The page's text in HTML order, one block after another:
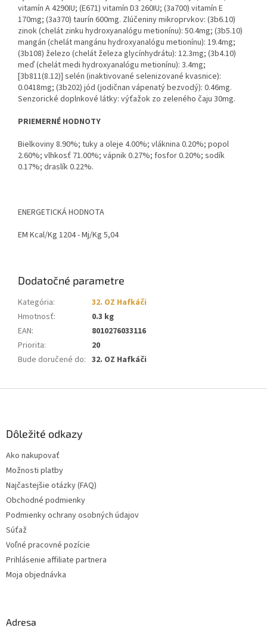
vitamín A 4290IU; (E671) vitamín D3 260IU; (3a700) vitamín E
170mg; (3a370) taurín 600mg. Zlúčeniny mikroprvkov: (3b6.10)
zinok (chelát zinku hydroxyanalógu metionínu): 50.4mg; (3b5.10)
mangán (chelát mangánu hydroxyanalógu metionínu): 19.4mg;
(3b108) železo (chelát železa glycínhydrátu): 12.3mg; (3b4.10)
meď (chelát medi hydroxyanalógu metionínu): 3.4mg;
[3b811(8.12)] selén (inaktivované selenizované kvasnice):
0.0418mg; (3b202) jód (jodičnan vápenatý bezvodý): 0.46mg.
Senzorické doplnkové látky: výťažok zo zeleného čaju 30mg.
PRIEMERNÉ HODNOTY
Bielkoviny 8.90%; tuky a oleje 4.00%; vláknina 0.20%; popol
2.60%; vlhkosť 71.00%; vápnik 0.27%; fosfor 0.20%; sodík
0.17%; draslík 0.22%.
ENERGETICKÁ HODNOTA
EM Kcal/Kg 1204 - Mj/Kg 5,04
Dodatočné parametre
Kategória:
32. OZ Hafkáči
Hmotnosť:
0.3 kg
EAN:
8010276033116
Priorita:
20
Bude doručené do: 32. OZ Hafkáči
Dôležité odkazy
Ako nakupovať
Možnosti platby
Najčastejšie otázky (FAQ)
Obchodné podmienky
Podmienky ochrany osobných údajov
Súťaž
Voľné pracovné pozície
Prihlásenie affiliate partnera
Moja objednávka
Adresa